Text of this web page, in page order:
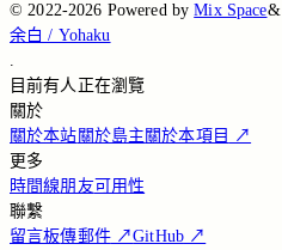
©2022-2026 Powered by Mix Space&
余白 / Yohaku
.
目前有人正在瀏覽
關於
關於本站 關於島主 關於本項目 ↗
更多
時間線朋友 可用性
聯繫
留言板傳郵件↗GitHub↗